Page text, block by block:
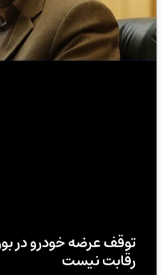
توقف عرضه خودرو در
رقابت نیست